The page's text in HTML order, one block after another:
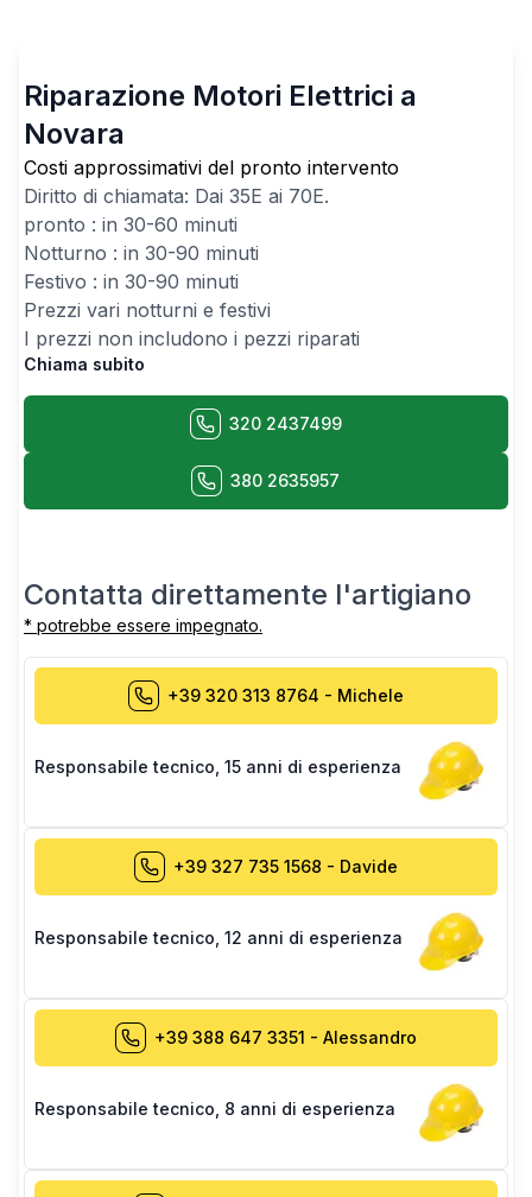
Riparazione Motori Elettrici a
Novara
Costi approssimativi del pronto intervento
Diritto di chiamata: Dai 35E ai 70E.
pronto : in 30-60 minuti
Notturno : in 30-90 minuti
Festivo : in 30-90 minuti
Prezzi vari notturni e festivi
I prezzi non includono i pezzi riparati
Chiama subito
320 2437499
380 2635957
Contatta direttamente l'artigiano
* potrebbe essere impegnato.
+39 320 313 8764 - Michele
Responsabile tecnico 15 anni di esperienza
+39 327 735 1568 - Davide
Responsabile tecnico 12 anni di esperienza
+39 388 647 3351 - Alessandro
Responsabile tecnico 8 anni di esperienza